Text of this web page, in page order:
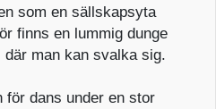
som en sällskapsyta
finns en lummig dunge
där man kan svalka sig.
för dans under en stor